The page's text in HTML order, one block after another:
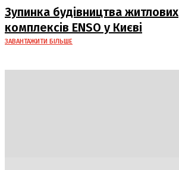
Зупинка будівництва житлових
комплексів ENSO у Києві
ЗАВАНТАЖИТИ БІЛЬШЕ